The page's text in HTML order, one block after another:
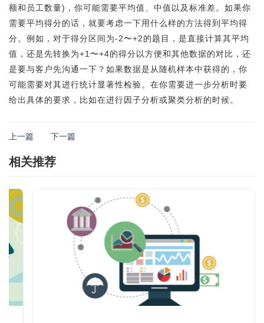
额和员工数量)，你可能需要平均值、中值以及标准差。如果你
需要平均得分的话，就要考虑一下用什么样的方法得到平均得
分。例如，对于得分区间为-2〜+2的题目，是直接计算其平均
值，还是先转换为+1〜+4的得分以方便和其他数据的对比，还
是要与客户先沟通一下？如果数据是从随机样本中获得的，你
可能需要对其进行统计显著性检验。在你需要进一步分析时要
给出具体的要求，比如在进行因子分析或聚类分析的时候。
上一篇 下一篇
相关推荐